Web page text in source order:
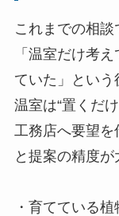
これまでの相談
「温室だけ考
ていた」という
温室は“置くだ
工務店へ要望
と提案の精度が
・育てている